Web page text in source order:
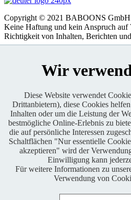
Copyright © 2021 BABOONS
Keine Haftung und kein Anspruch auf
Richtigkeit von Inhalten, Berichten
BABOONS| Admin
Wir
Diese Website verwendet
Drittanbietern), diese Cookies
Inhalten oder um die Leistung der
bestmögliche Online-Erlebnis zu
die auf persönliche Interessen
Schaltflächen "Nur essentielle
akzeptieren" wird der
Einwilligung kann
Für weitere Informationen zu
Verwendung von